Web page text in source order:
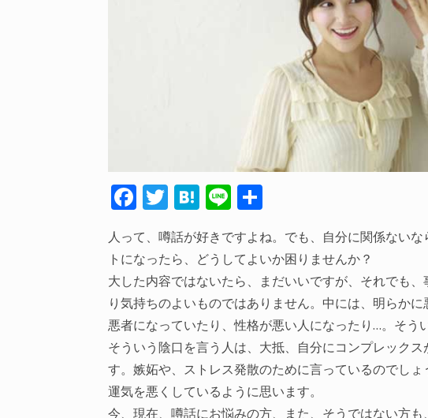
F
e
b
o
o
k
T
w
itt
er
H
at
e
n
a
Li
e
人って、噂話が好きですよね。でも、自分に関係ない
トになったら、どうしてよいか困りませんか？
大した内容ではないたら、まだいいですが、それでも
り気持ちのよいものではありません。中には、明らか
悪者になっていたり、性格が悪い人になったり…。そう
そういう陰口を言う人は、大抵、自分にコンプレック
す。嫉妬や、ストレス発散のために言っているのでし
運気を悪くしているように思います。
今、現在、噂話にお悩みの方、また、そうではない方